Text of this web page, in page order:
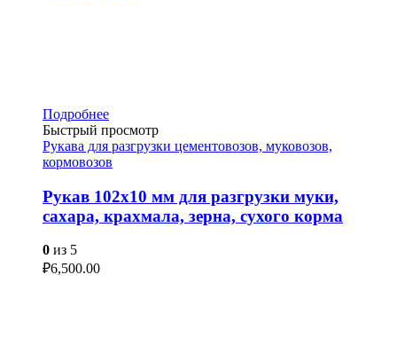
Подробнее
Быстрый просмотр
Рукава для разгрузки цементовозов, муковозов,
кормовозов
Рукав 102х10 мм для разгрузки муки,
сахара, крахмала, зерна, сухого корма
0 из 5
₽6,500.00